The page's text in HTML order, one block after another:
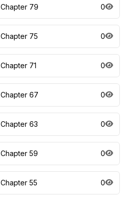
Chapter 79 0
Chapter 75 0
Chapter 71 0
Chapter 67 0
Chapter 63 0
Chapter 59 0
Chapter 55 0